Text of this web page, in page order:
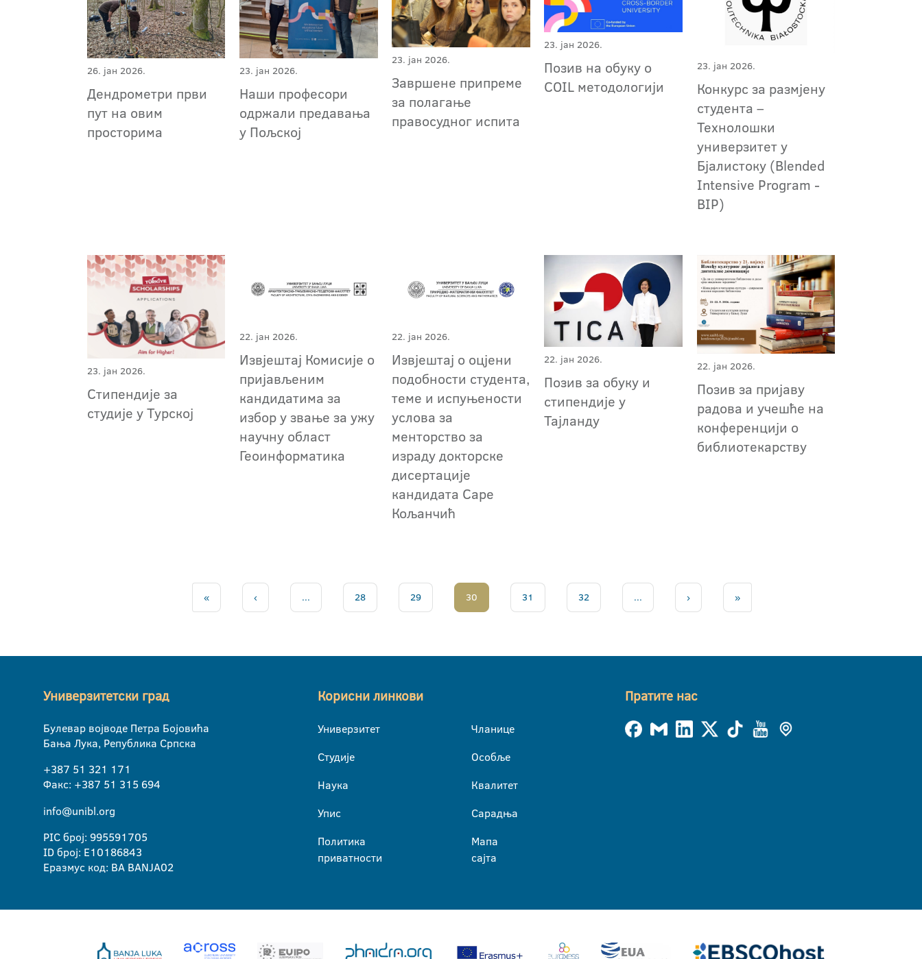
26. јан 2026.
Дендрометри први
пут на овим
просторима
23. јан 2026.
Наши професори
одржали предавања
у Пољској
23. јан 2026.
Завршене припреме
за полагање
правосудног испита
23. јан 2026.
Позив на обуку о
COIL методологији
23. јан 2026.
Конкурс за размјену
студента –
Технолошки
универзитет у
Бјалистоку (Blended
Intensive Program -
BIP)
23. јан 2026.
Стипендије за
студије у Турској
22. јан 2026.
Извјештај Комисије о
пријављеним
кандидатима за
избор у звање за ужу
научну област
Геоинформатика
22. јан 2026.
Извјештај о оцјени
подобности студента,
теме и испуњености
услова за
менторство за
израду докторске
дисертације
кандидата Саре
Кољанчић
22. јан 2026.
Позив за обуку и
стипендије у
Тајланду
22. јан 2026.
Позив за пријаву
радова и учешће на
конференцији о
библиотекарству
« ‹ ... 28 29 30 31 32 ... › »
Универзитетски град
Булевар војводе Петра Бојовића
Бања Лука, Република Српска
+387 51 321 171
Факс: +387 51 315 694
info@unibl.org
PIC број: 995591705
ID број: E10186843
Еразмус код: BA BANJA02
Корисни линкови
Универзитет
Студије
Наука
Упис
Политика
приватности
Чланице
Особље
Квалитет
Сарадња
Мапа
сајта
Пратите нас